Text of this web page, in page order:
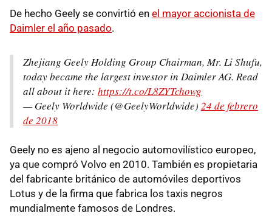
De hecho Geely se convirtió en el mayor accionista de
Daimler el año pasado.
Zhejiang Geely Holding Group Chairman, Mr. Li Shufu,
today became the largest investor in Daimler AG. Read
all about it here: https://t.co/L8ZYTchowg
— Geely Worldwide (@GeelyWorldwide) 24 de febrero
de 2018
Geely no es ajeno al negocio automovilístico europeo,
ya que compró Volvo en 2010. También es propietaria
del fabricante británico de automóviles deportivos
Lotus y de la firma que fabrica los taxis negros
mundialmente famosos de Londres.